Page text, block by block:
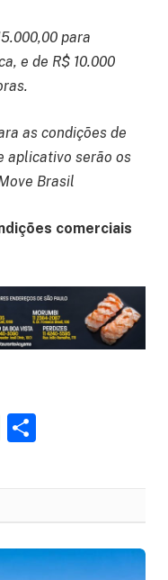
para
e de R$ 10.000
as condições de
aplicativo serão os
Brasil
comerciais
WeChat